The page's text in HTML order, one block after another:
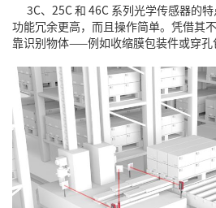
3C、25C 和 46C 系列光学传感器的
功能冗余更高，而且操作简单。凭借其
靠识别物体——例如收缩膜包装件或穿孔